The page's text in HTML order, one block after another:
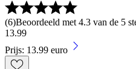
(6)Beoordeeld met 4.3 van de 5
13.99
Prijs: 13.99 euro